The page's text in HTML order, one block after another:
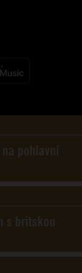
pohlavní
s britskou